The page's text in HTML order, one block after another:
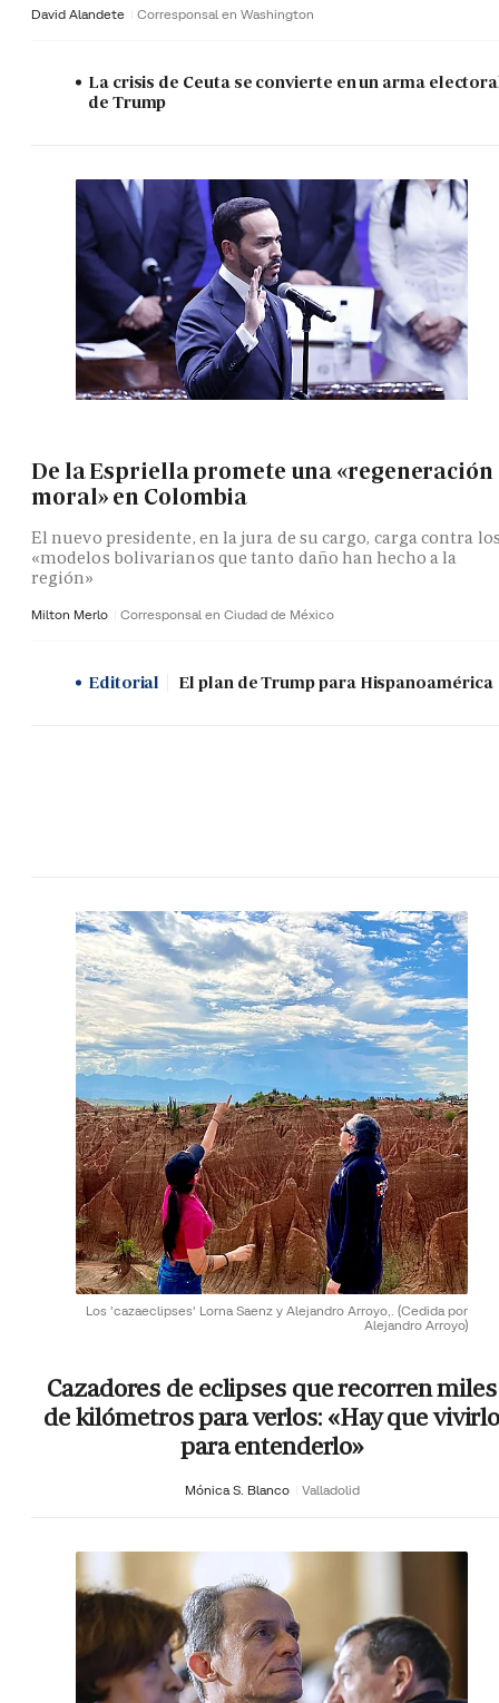
David Alandete Corresponsal en Washington
La crisis de Ceuta se convierte en un arma
de Trump
De la Espriella promete una «regeneración
moral» en Colombia
El nuevo presidente, en la jura de su cargo, carga contra
«modelos bolivarianos que tanto daño han hecho a la
región»
Milton Merlo Corresponsal en Ciudad de México
Editorial El plan de Trump para Hispanoamérica
Los 'cazaeclipses' Lorna Saenz y Alejandro Arroyo,. (Cedida por
Alejandro Arroyo)
Cazadores de eclipses que recorren miles
de kilómetros para verlos: «Hay que
para entenderlo»
Mónica S. Blanco Valladolid